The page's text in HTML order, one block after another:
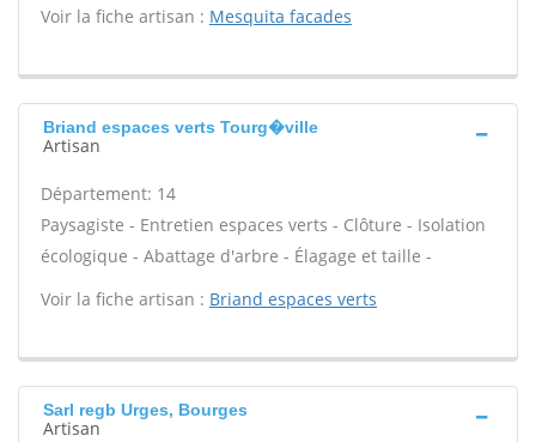
Voir la fiche artisan : Mesquita facades
Briand espaces verts Tourg�ville
Artisan
Département: 14
Paysagiste - Entretien espaces verts - Clôture - Isolation
écologique - Abattage d'arbre - Élagage et taille -
Voir la fiche artisan : Briand espaces verts
Sarl regb Urges, Bourges
Artisan